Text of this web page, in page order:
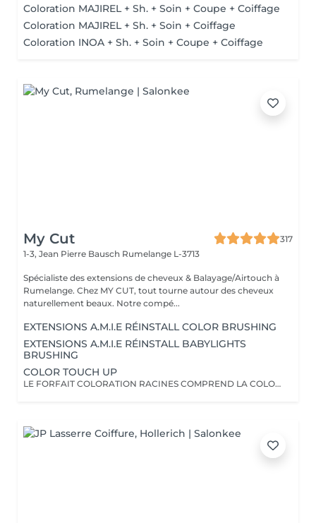
Coloration MAJIREL + Sh. + Soin + Coupe + Coiffage
Coloration MAJIREL + Sh. + Soin + Coiffage
Coloration INOA + Sh. + Soin + Coupe + Coiffage
My Cut
317
1-3, Jean Pierre Bausch Rumelange L-3713
Spécialiste des extensions de cheveux & Balayage/Airtouch à
Rumelange. Chez MY CUT, tout tourne autour des cheveux
naturellement beaux. Notre compé...
EXTENSIONS A.M.I.E RÉINSTALL COLOR BRUSHING
EXTENSIONS A.M.I.E RÉINSTALL BABYLIGHTS
BRUSHING
COLOR TOUCH UP
LE FORFAIT COLORATION RACINES COMPREND LA COLORATION RACINES, UN SOIN, LES PRODUITS DE STYLING AINSI QU'UN BRUSHING/WAVY LA COUPE N'EST PAS INCLUSE!